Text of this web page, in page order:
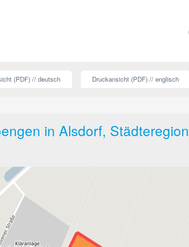
(PDF) // deutsch Druckansicht (PDF) // englisch
in Alsdorf, Städteregion